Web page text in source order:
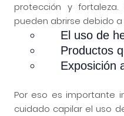
protección y
pueden abrirse debido
El uso de
Productos
Exposición
Por eso es importante
cuidado capilar el uso